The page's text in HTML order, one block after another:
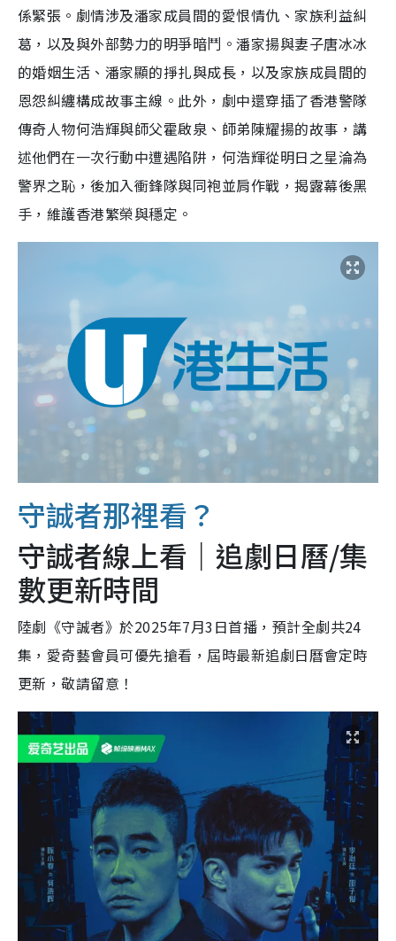
係緊張。劇情涉及潘家成員間的愛恨情仇、家族利益糾
葛，以及與外部勢力的明爭暗鬥。潘家揚與妻子唐冰冰
的婚姻生活、潘家顯的掙扎與成長，以及家族成員間的
恩怨糾纏構成故事主線。此外，劇中還穿插了香港警隊
傳奇人物何浩輝與師父霍啟泉、師弟陳耀揚的故事，講
述他們在一次行動中遭遇陷阱，何浩輝從明日之星淪為
警界之恥，後加入衝鋒隊與同袍並肩作戰，揭露幕後黑
手，維護香港繁榮與穩定。
守誠者那裡看？
守誠者線上看｜追劇日曆/集
數更新時間
陸劇《守誠者》於2025年7月3日首播，預計全劇共24
集，愛奇藝會員可優先搶看，屆時最新追劇日曆會定時
更新，敬請留意！